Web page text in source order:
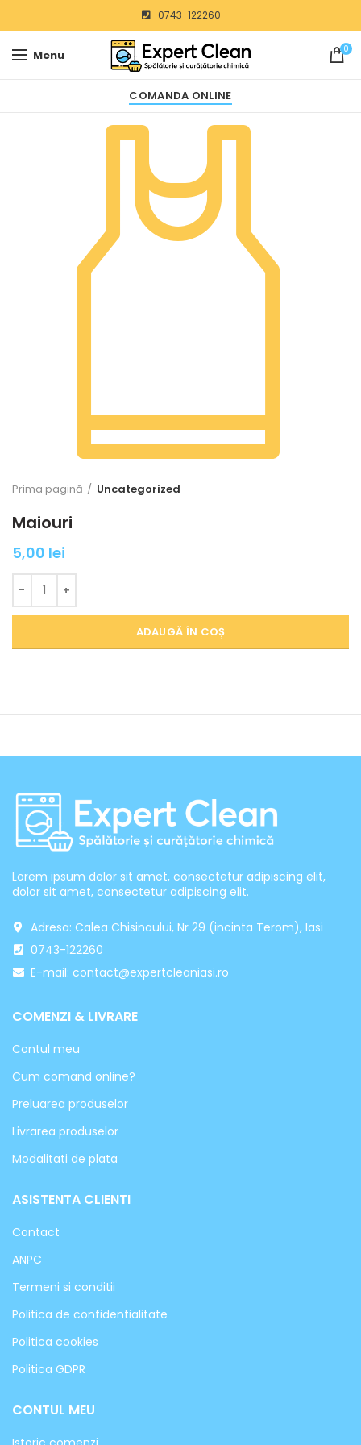
0743-122260
Menu 0
COMANDA ONLINE
Prima pagină Uncategorized
Maiouri
5,00 lei
Cantitate Maiouri
ADAUGĂ ÎN COȘ
Lorem ipsum dolor sit amet, consectetur adipiscing elit,
dolor sit amet, consectetur adipiscing elit.
Adresa: Calea Chisinaului, Nr 29 (incinta Terom), Iasi
0743-122260
E-mail: contact@expertcleaniasi.ro
COMENZI & LIVRARE
Contul meu
Cum comand online?
Preluarea produselor
Livrarea produselor
Modalitati de plata
ASISTENTA CLIENTI
Contact
ANPC
Termeni si conditii
Politica de confidentialitate
Politica cookies
Politica GDPR
CONTUL MEU